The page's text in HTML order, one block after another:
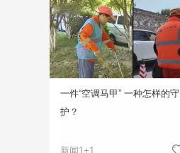
一件“空调马甲” 一种怎样的守
护？
新闻1+1